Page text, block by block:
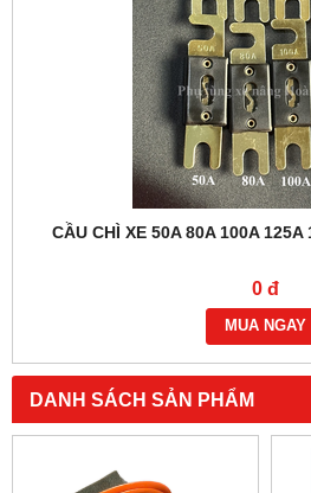
THẮNG TỪ | PHANH TỪ XE
0 đ
MUA NGAY
DANH SÁCH SẢN PHẨM